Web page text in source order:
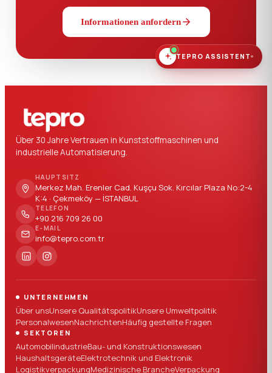
Informationen anfordern
Über 30 Jahre Vertrauen in Kunststoffmaschinen und
industrielle Automatisierung.
HAUPTSITZ
Merkez Mah. Erenler Cad. Kuşçu Sok. Kırcılar Plaza No:2-4
K:4 · Çekmeköy — İSTANBUL
TELEFON
+90 216 709 26 00
E-MAIL
info@tepro.com.tr
UNTERNEHMEN
Über unsUnsere QualitätspolitikUnsere Umweltpolitik
PersonalwesenNachrichtenHäufig gestellte Fragen
SEKTOREN
AutomobilindustrieBau- und Konstruktionswesen
HaushaltsgeräteElektrotechnik und Elektronik
LogistikverpackungMedizinische BrancheVerpackung
TEPRO ASSISTENT